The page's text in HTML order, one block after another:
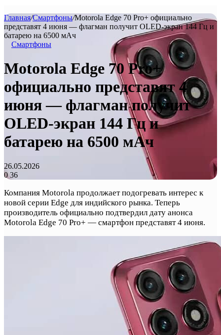
Главная/Смартфоны/Motorola Edge 70 Pro+ официально
представят 4 июня — флагман получит OLED-экран 144 Гц и
батарею на 6500 мАч
Смартфоны
Motorola Edge 70 Pro+
официально представят 4
июня — флагман получит
OLED-экран 144 Гц и
батарею на 6500 мАч
26.05.2026
036
Компания Motorola продолжает подогревать интерес к
новой серии Edge для индийского рынка. Теперь
производитель официально подтвердил дату анонса
Motorola Edge 70 Pro+ — смартфон представят 4 июня.